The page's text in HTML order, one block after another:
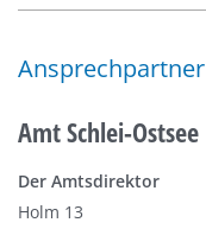
Ansprechpartner
Amt Schlei-Ostsee
Der Amtsdirektor
Holm 13